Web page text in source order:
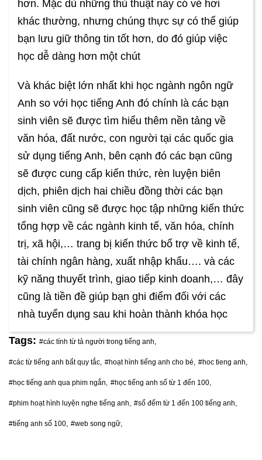
hơn. Mặc dù những thủ thuật này có vẻ hơi
khác thường, nhưng chúng thực sự có thể giúp
bạn lưu giữ thông tin tốt hơn, do đó giúp việc
học dễ dàng hơn một chút
Và khác biệt lớn nhất khi học ngành ngôn ngữ
Anh so với học tiếng Anh đó chính là các bạn
sinh viên sẽ được tìm hiểu thêm nền tảng về
văn hóa, đất nước, con người tại các quốc gia
sử dụng tiếng Anh, bên cạnh đó các bạn cũng
sẽ được cung cấp kiến thức, rèn luyện biên
dịch, phiên dịch hai chiều đồng thời các bạn
sinh viên cũng sẽ được học tập những kiến thức
tổng hợp về các ngành kinh tế, văn hóa, chính
trị, xã hội,… trang bị kiến thức bổ trợ về kinh tế,
tài chính ngân hàng, xuất nhập khẩu…. và các
kỹ năng thuyết trình, giao tiếp kinh doanh,… đây
cũng là tiền đề giúp bạn ghi điểm đối với các
nhà tuyển dụng sau khi hoàn thành khóa học
Tags: #các tính từ tả người trong tiếng anh,
#các từ tiếng anh bất quy tắc, #hoạt hình tiếng anh cho bé, #hoc tieng anh,
#học tiếng anh qua phim ngắn, #học tiếng anh số từ 1 đến 100,
#phim hoạt hình luyện nghe tiếng anh, #số đếm từ 1 đến 100 tiếng anh,
#tiếng anh số 100, #web song ngữ,